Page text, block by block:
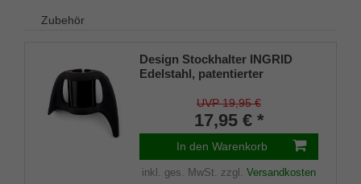
Zubehör
Design Stockhalter INGRID
Edelstahl, patentierter
(18 - 22mm), Weichgummi
UVP 19,95 €
17,95 € *
In den Warenkorb
inkl. ges. MwSt. zzgl. Versandkosten